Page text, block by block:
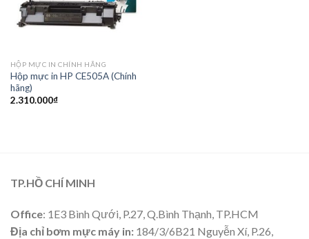
HỘP MỰC IN CHÍNH HÃNG
Hộp mực in HP CE505A (Chính
hãng)
2.310.000₫
TP.HỒ CHÍ MINH
Office: 1E3 Bình Qưới, P.27, Q.Bình Thạnh, TP.HCM
Địa chỉ bơm mực máy in: 184/3/6B21 Nguyễn Xí, P.26,